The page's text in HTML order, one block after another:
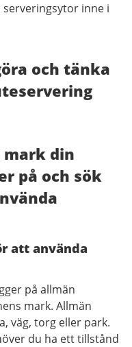
inne i
och tänka
mark din
på och sök
att använda
på allmän
mark. Allmän
väg, torg eller park.
du ha ett tillstånd